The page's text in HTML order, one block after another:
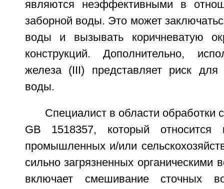
являются неэффективными в
заборной воды. Это может
воды и вызывать коричневатую
конструкций. Дополнительно,
железа (III) представляет риск для
воды.
Специалист в области обработки
GB 1518357, который относится
промышленных и/или
сильно загрязненных органическими
включает смешивание сточных